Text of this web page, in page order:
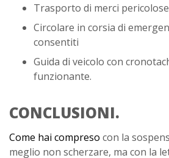
Trasporto di merci
Circolare in corsia di
consentiti
Guida di veicolo con
funzionante.
CONCLUSIONI.
Come hai compreso con la
meglio non scherzare, ma con la